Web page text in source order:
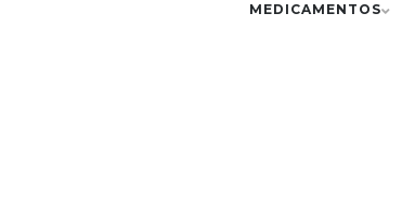
MEDICAMENTOS